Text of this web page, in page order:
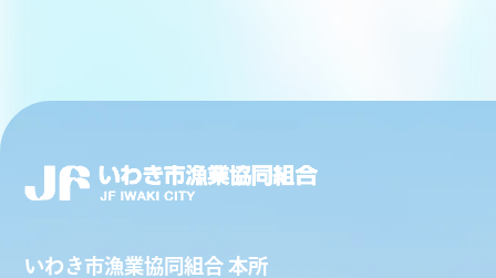
いわき市漁業協同組合 本所